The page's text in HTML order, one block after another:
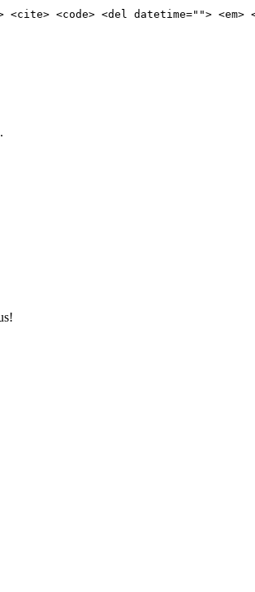
<code> <del datetime=""> <em>